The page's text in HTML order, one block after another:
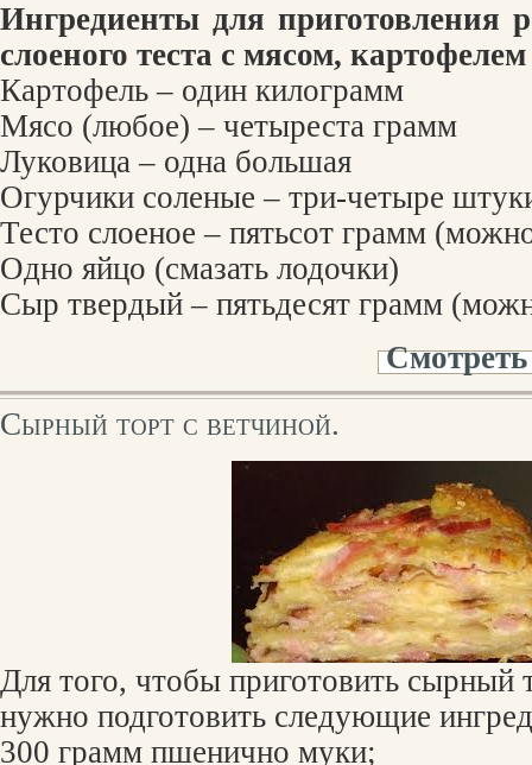
Ингредиенты для приготовления
слоеного теста с мясом,
Картофель – один килограмм
Мясо (любое) – четыреста грамм
Луковица – одна большая
Огурчики соленые – три-четыре
Тесто слоеное – пятьсот грамм
Одно яйцо (смазать лодочки)
Сыр твердый – пятьдесят грамм
Сырный торт с ветчиной.
Для того, чтобы приготовить сырный
нужно подготовить следующие
300 грамм пшенично муки;